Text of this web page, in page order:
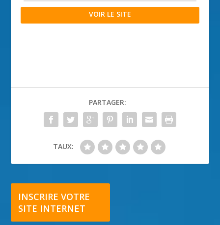
VOIR LE SITE
PARTAGER:
TAUX:
INSCRIRE VOTRE
SITE INTERNET